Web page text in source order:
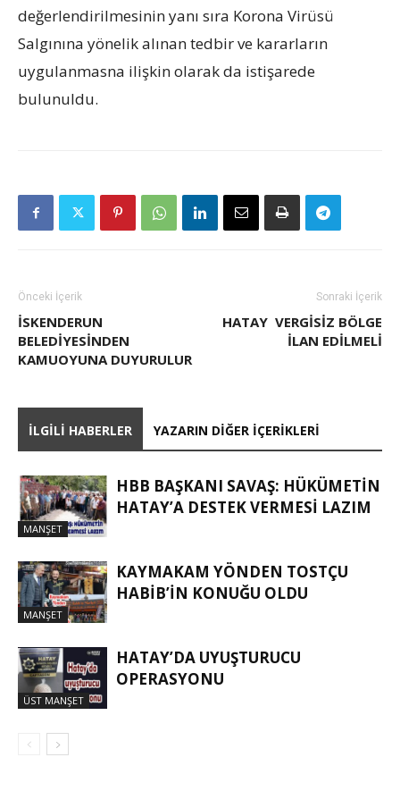
değerlendirilmesinin yanı sıra Korona Virüsü
Salgınına yönelik alınan tedbir ve kararların
uygulanmasna ilişkin olarak da istişarede
bulunuldu.
Önceki İçerik
İSKENDERUN
BELEDİYESİNDEN
KAMUOYUNA DUYURULUR
Sonraki İçerik
HATAY VERGISIZ BÖLGE
ILAN EDILMELI
İLGILI HABERLER YAZARIN DIĞER İÇERIKLERI
MANŞET
HBB BAŞKANI SAVAŞ: HÜKÜMETİN
HATAY’A DESTEK VERMESİ LAZIM
MANŞET
KAYMAKAM YÖNDEN TOSTÇU
HABIB’IN KONUĞU OLDU
ÜST MANŞET
HATAY’DA UYUŞTURUCU
OPERASYONU